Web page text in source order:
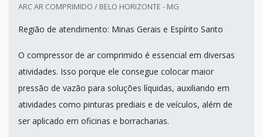
ARC AR COMPRIMIDO / BELO HORIZONTE - MG
Região de atendimento: Minas Gerais e Espírito Santo
O compressor de ar comprimido é essencial em diversas
atividades. Isso porque ele consegue colocar maior
pressão de vazão para soluções líquidas, auxiliando em
atividades como pinturas prediais e de veículos, além de
ser aplicado em oficinas e borracharias.